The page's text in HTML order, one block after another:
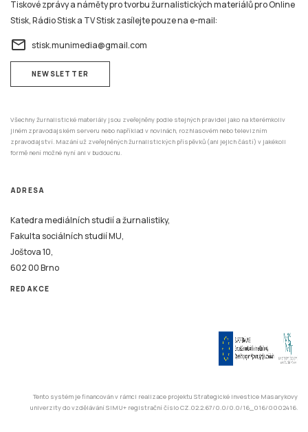
Tiskové zprávy a náměty pro tvorbu žurnalistických materiálů pro Online
Stisk, Rádio Stisk a TV Stisk zasílejte pouze na e-mail:
email stisk.munimedia@gmail.com
NEWSLETTER
Všechny žurnalistické materiály jsou zveřejněny podle stejných pravidel jako na kterémkoliv
jiném zpravodajském serveru nebo například v novinách, rozhlasovém nebo televizním
zpravodajství. Mazání už zveřejněných žurnalistických příspěvků (ani jejich částí) v jakékoli
formě není možné nyní ani v budoucnu.
ADRESA
Katedra mediálních studií a žurnalistiky,
Fakulta sociálních studií MU,
Joštova 10,
602 00 Brno
REDAKCE
Tento systém je financován v rámci realizace projektu Strategické investice Masarykovy
univerzity do vzdělávání SIMU+ registrační číslo CZ.02.2.67/0.0/0.0/16_016/0002416.